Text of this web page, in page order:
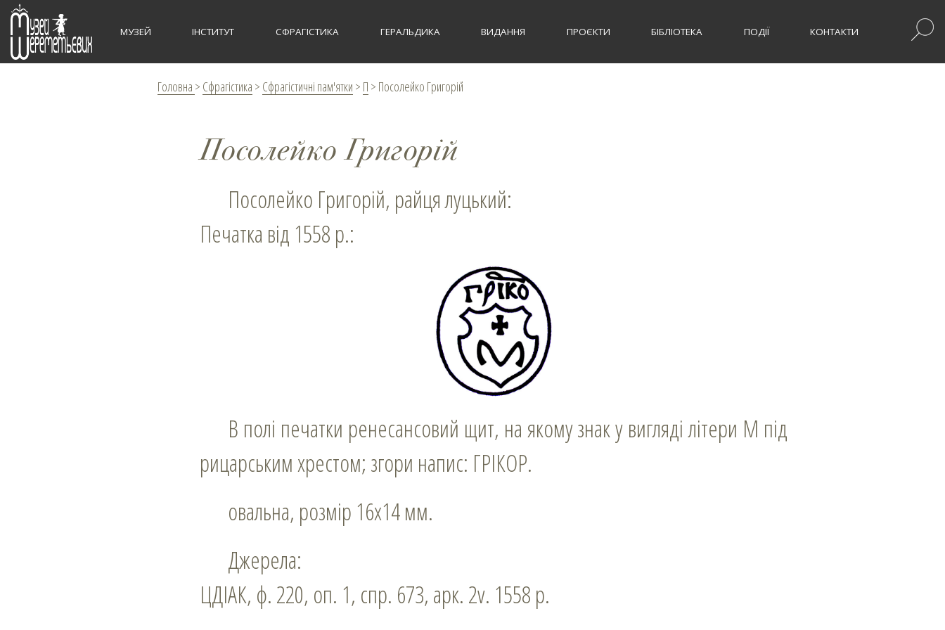
МУЗЕЙ ІНСТИТУТ СФРАГІСТИКА ГЕРАЛЬДИКА ВИДАННЯ ПРОЄКТИ БІБЛІОТЕКА ПОДІЇ КОНТАКТИ
Головна > Сфрагістика > Сфрагістичні пам'ятки > П > Посолейко Григорій
Посолейко Григорій
Посолейко Григорій, райця луцький:
Печатка від 1558 р.:
В полі печатки ренесансовий щит, на якому знак у вигляді літери М під
рицарським хрестом; згори напис: ГРІКОР.
овальна, розмір 16х14 мм.
Джерела:
ЦДІАК, ф. 220, оп. 1, спр. 673, арк. 2v. 1558 р.